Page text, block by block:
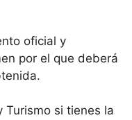
oficial y
por el que deberá
Turismo si tienes la